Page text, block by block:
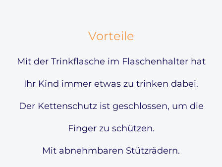
Vorteile
Mit der Trinkflasche im Flaschenhalter hat
Ihr Kind immer etwas zu trinken dabei.
Der Kettenschutz ist geschlossen, um die
Finger zu schützen.
Mit abnehmbaren Stützrädern.